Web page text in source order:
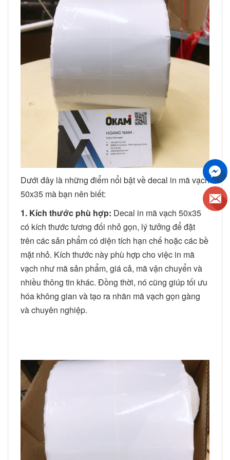
Dưới đây là những điểm nổi bật về decal in mã vạch
50x35 mà bạn nên biết:
1. Kích thước phù hợp: Decal in mã vạch 50x35
có kích thước tương đối nhỏ gọn, lý tưởng để đặt
trên các sản phẩm có diện tích hạn chế hoặc các bề
mặt nhỏ. Kích thước này phù hợp cho việc in mã
vạch như mã sản phẩm, giá cả, mã vận chuyển và
nhiều thông tin khác. Đồng thời, nó cũng giúp tối ưu
hóa không gian và tạo ra nhãn mã vạch gọn gàng
và chuyên nghiệp.